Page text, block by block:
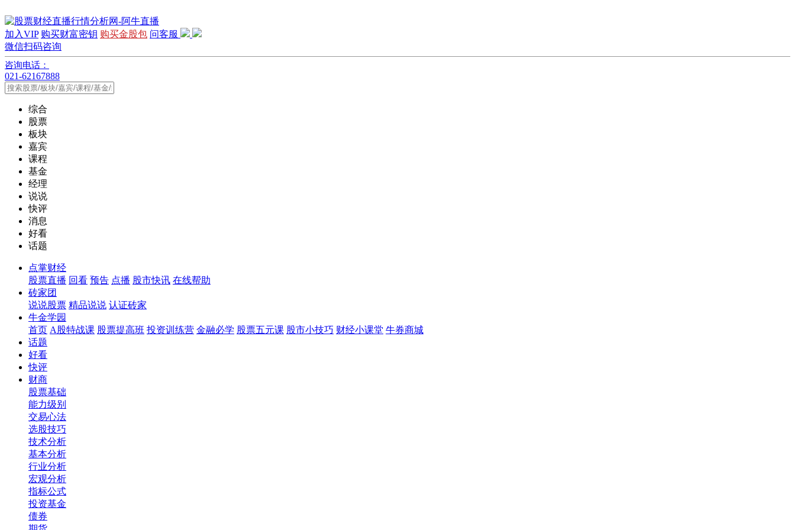
加入VIP 购买财富密钥 购买金股包 问客服
微信扫码咨询
咨询电话：
021-62167888
综合
股票
板块
嘉宾
课程
基金
经理
说说
快评
消息
好看
话题
点掌财经
股票直播 回看 预告 点播 股市快讯 在线帮助
砖家团
说说股票 精品说说 认证砖家
牛金学园
首页 A股特战课 股票提高班 投资训练营 金融必学 股票五元课 股市小技巧 财经小课堂 牛券商城
话题
好看
快评
财商
股票基础
能力级别
交易心法
选股技巧
技术分析
基本分析
行业分析
宏观分析
指标公式
投资基金
债券